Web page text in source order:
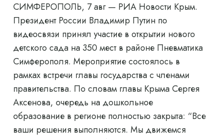
СИМФЕРОПОЛЬ, 7 авг — РИА Новости Крым.
Президент России Владимир Путин по
видеосвязи принял участие в открытии нового
детского сада на 350 мест в районе Пневматика
Симферополя. Мероприятие состоялось в
рамках встречи главы государства с членами
правительства. По словам главы Крыма Сергея
Аксенова, очередь на дошкольное
образование в регионе полностью закрыта: “Все
ваши решения выполняются. Мы движемся